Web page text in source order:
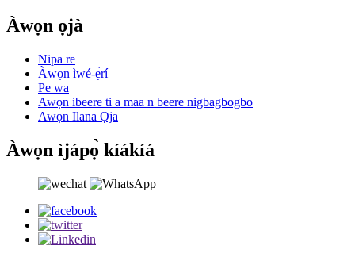
Àwọn ọjà
Nipa re
Àwọn ìwé-ẹ̀rí
Pe wa
Awọn ibeere ti a maa n beere nigbagbogbo
Awọn Ilana Ọja
Àwọn ìjápọ̀ kíákíá